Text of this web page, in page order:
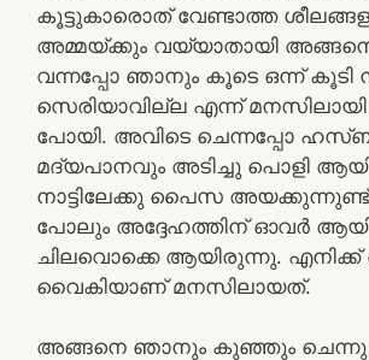
കൂട്ടുകാരൊത് വേണ്ടാത്ത
അമ്മയ്ക്കും വയ്യാതായി
വന്നപ്പോ ഞാനും കൂടെ ഒന്ന് കൂടി
സെരിയാവില്ല എന്ന് മനസിലായി
പോയി. അവിടെ ചെന്നപ്പോ
മദ്യപാനവും അടിച്ചു പൊളി
നാട്ടിലേക്കു പൈസ അയക്കുന്നുണ്ട്
പോലും അദ്ദേഹത്തിന് ഓവർ
ചിലവൊക്കെ ആയിരുന്നു.
വൈകിയാണ് മനസിലായത്.
അങ്ങനെ ഞാനും കുഞ്ഞും